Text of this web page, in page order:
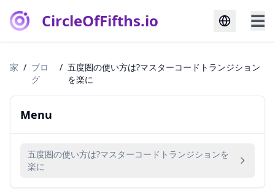
CircleOfFifths.io ☰
家 / ブロ
グ
/ 五度圏の使い方は?マスターコードトランジション
を楽に
Menu
五度圏の使い方は?マスターコードトランジションを
楽に